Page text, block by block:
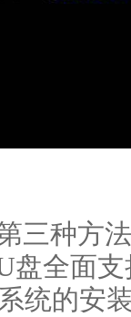
三种方
盘全面支
统的安